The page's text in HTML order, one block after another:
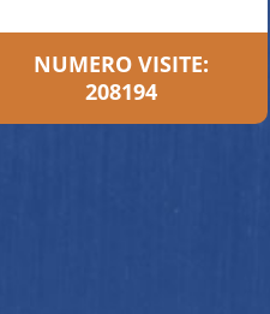
NUMERO VISITE:
208194